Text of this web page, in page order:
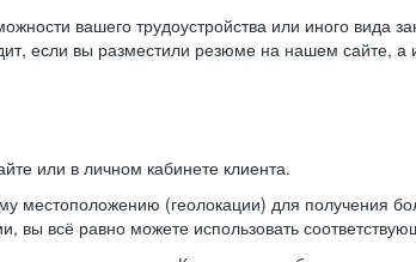
вашего трудоустройства или иного вида
если вы разместили резюме на нашем сайте, а
или в личном кабинете клиента.
местоположению (геолокации) для получения
вы всё равно можете использовать